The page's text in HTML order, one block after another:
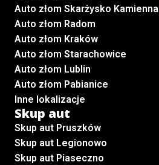
Auto złom Skarżysko Kamienna
Auto złom Radom
Auto złom Kraków
Auto złom Starachowice
Auto złom Lublin
Auto złom Pabianice
Inne lokalizacje
Skup aut
Skup aut Pruszków
Skup aut Legionowo
Skup aut Piaseczno